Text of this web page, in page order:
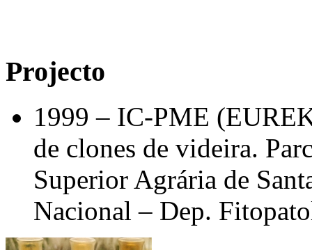
Projecto
1999 – IC‑PME
de clones de videira.
Superior Agrária de
Nacional – Dep.